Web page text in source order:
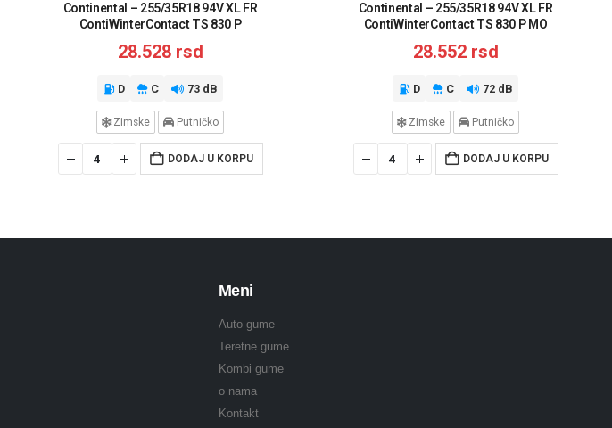
Continental – 255/35R18 94V XL FR
ContiWinterContact TS 830 P
28.528 rsd
D C 73 dB
Zimske Putničko
DODAJ U KORPU
Continental – 255/35R18 94V XL FR
ContiWinterContact TS 830 P MO
28.552 rsd
D C 72 dB
Zimske Putničko
DODAJ U KORPU
Meni
Auto gume
Teretne gume
Kombi gume
o nama
Kontakt